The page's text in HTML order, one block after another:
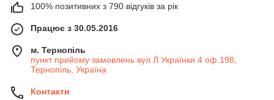
100% позитивних з 790 відгуків за рік
Працює з 30.05.2016
м. Тернопіль
пункт прийому замовлень вул Л.Українки 4 оф.198,
Тернопіль, Україна
Контакти